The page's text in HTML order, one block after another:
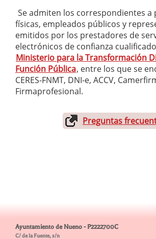
Se admiten los correspondientes a
físicas, empleados públicos y
emitidos por los prestadores de
electrónicos de confianza
Ministerio para la Transformación
Función Pública, entre los que se
CERES-FNMT, DNI-e, ACCV,
Firmaprofesional.
Preguntas
Ayuntamiento de Nueno - P2222700C
C/ de la Fuente, s/n